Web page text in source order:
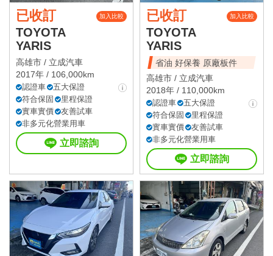
已收訂 加入比較
TOYOTA
YARIS
高雄市 / 立成汽車
2017年 / 106,000km
認證車
五大保證
符合保固
里程保證
實車實價
友善試車
非多元化營業用車
立即諮詢
已收訂 加入比較
TOYOTA
YARIS
省油 好保養 原廠板件
高雄市 / 立成汽車
2018年 / 110,000km
認證車
五大保證
符合保固
里程保證
實車實價
友善試車
非多元化營業用車
立即諮詢